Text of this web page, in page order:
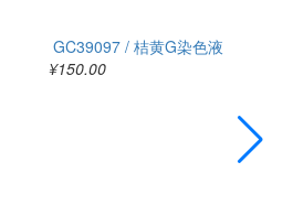
GC39097 / 桔黄G染色液
¥150.00